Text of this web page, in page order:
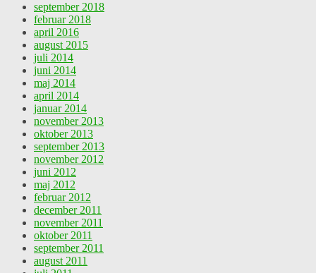
september 2018
februar 2018
april 2016
august 2015
juli 2014
juni 2014
maj 2014
april 2014
januar 2014
november 2013
oktober 2013
september 2013
november 2012
juni 2012
maj 2012
februar 2012
december 2011
november 2011
oktober 2011
september 2011
august 2011